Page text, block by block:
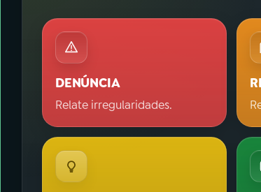
DENÚNCIA
Relate irregularidades.